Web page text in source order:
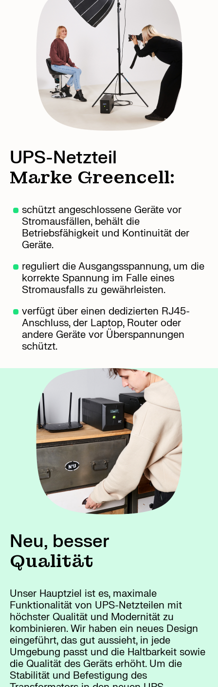
UPS-Netzteil
Marke Greencell:
schützt angeschlossene Geräte vor
Stromausfällen, behält die
Betriebsfähigkeit und Kontinuität der
Geräte.
reguliert die Ausgangsspannung, um die
korrekte Spannung im Falle eines
Stromausfalls zu gewährleisten.
verfügt über einen dedizierten RJ45-
Anschluss, der Laptop, Router oder
andere Geräte vor Überspannungen
schützt.
Neu, besser
Qualität
Unser Hauptziel ist es, maximale
Funktionalität von UPS-Netzteilen mit
höchster Qualität und Modernität zu
kombinieren. Wir haben ein neues Design
eingeführt, das gut aussieht, in jede
Umgebung passt und die Haltbarkeit sowie
die Qualität des Geräts erhöht. Um die
Stabilität und Befestigung des